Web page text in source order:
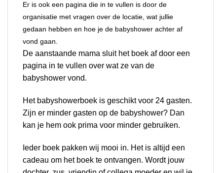
Er is ook een pagina die in te vullen is door de
organisatie met vragen over de locatie, wat jullie
gedaan hebben en hoe je de babyshower achter af
vond gaan.
De aanstaande mama sluit het boek af door een
pagina in te vullen over wat ze van de
babyshower vond.
Het babyshowerboek is geschikt voor 24 gasten.
Zijn er minder gasten op de babyshower? Dan
kan je hem ook prima voor minder gebruiken.
Ieder boek pakken wij mooi in. Het is altijd een
cadeau om het boek te ontvangen. Wordt jouw